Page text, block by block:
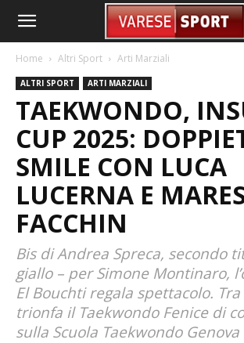
Home Altri Sport Arti Marziali
ALTRI SPORT ARTI MARZIALI
TAEKWONDO,
CUP 2025:
SMILE CON LUCA
LUCERNA E
FACCHIN
Bis di Andrea Spreca, secondo
giallo – per Simone Montinaro,
El Bouchti regala spettacolo.
trionfa il Taekwondo Fenice di
sulla Scuola Taekwondo Genova